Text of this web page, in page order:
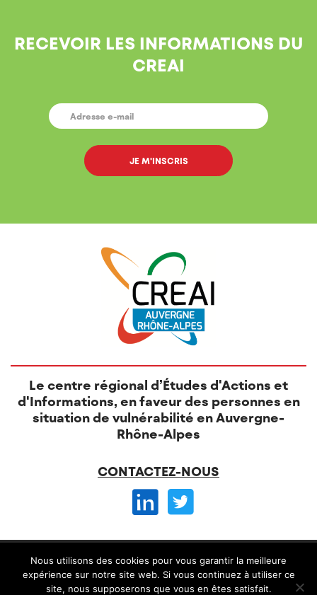
RECEVOIR LES INFORMATIONS DU
CREAI
E-
MAIL *
Le centre régional d’Études d'Actions et
d'Informations, en faveur des personnes en
situation de vulnérabilité en Auvergne-
Rhône-Alpes
CONTACTEZ-NOUS
© CREAI 2026 -
Mentions légales
CGV et règlement intérieur
Nous utilisons des cookies pour vous garantir la meilleure
expérience sur notre site web. Si vous continuez à utiliser ce
site, nous supposerons que vous en êtes satisfait.